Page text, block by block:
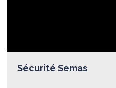
Sécurité Semas